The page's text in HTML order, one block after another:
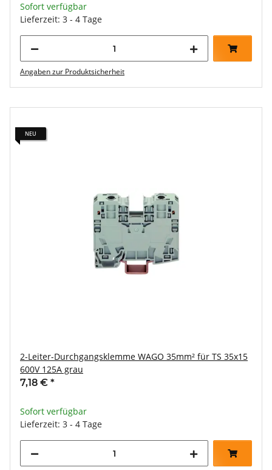
Sofort verfügbar
Lieferzeit: 3 - 4 Tage
Angaben zur Produktsicherheit
NEU
2-Leiter-Durchgangsklemme WAGO 35mm² für TS 35x15
600V 125A grau
7,18 € *
Sofort verfügbar
Lieferzeit: 3 - 4 Tage